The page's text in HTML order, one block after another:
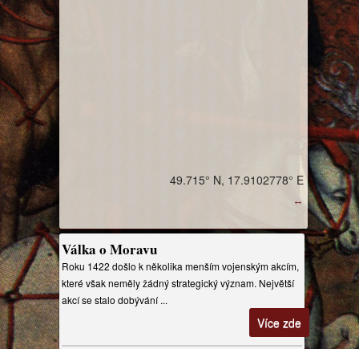
↔
49.715° N, 17.9102778° E
Válka o Moravu
Roku 1422 došlo k několika menším vojenským akcím,
které však neměly žádný strategický význam. Největší
akcí se stalo dobývání ...
Více zde